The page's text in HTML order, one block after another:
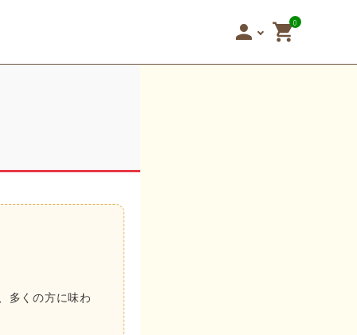
person 0
shopping_cart
多くの方に味わ